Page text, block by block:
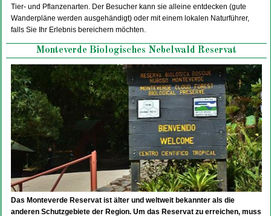
Tier- und Pflanzenarten. Der Besucher kann sie alleine entdecken (gute
Wanderpläne werden ausgehändigt) oder mit einem lokalen Naturführer,
falls Sie Ihr Erlebnis bereichern möchten.
Monteverde Biologisches Nebelwald Reservat
Das Monteverde Reservat ist älter und weltweit bekannter als die
anderen Schutzgebiete der Region. Um das Reservat zu erreichen, muss